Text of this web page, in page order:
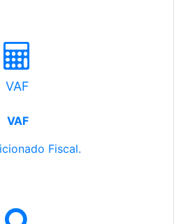
VAF
VAF
Fiscal.